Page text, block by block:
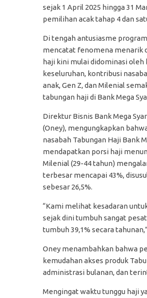
sejak 1 April 2025 hingga 31
pemilihan acak tahap 4 dan
Di tengah antusiasme
mencatat fenomena menarik
haji kini mulai didominasi oleh
keseluruhan, kontribusi
anak, Gen Z, dan Milenial
tabungan haji di Bank Mega
Direktur Bisnis Bank Mega
(Oney), mengungkapkan
nasabah Tabungan Haji Bank
mendapatkan porsi haji
Milenial (29-44 tahun)
terbesar mencapai 43%,
sebesar 26,5%.
“Kami melihat kesadaran
sejak dini tumbuh sangat
tumbuh 39,1% secara
Oney menambahkan bahwa
kemudahan akses produk
administrasi bulanan, dan
Mengingat waktu tunggu haji